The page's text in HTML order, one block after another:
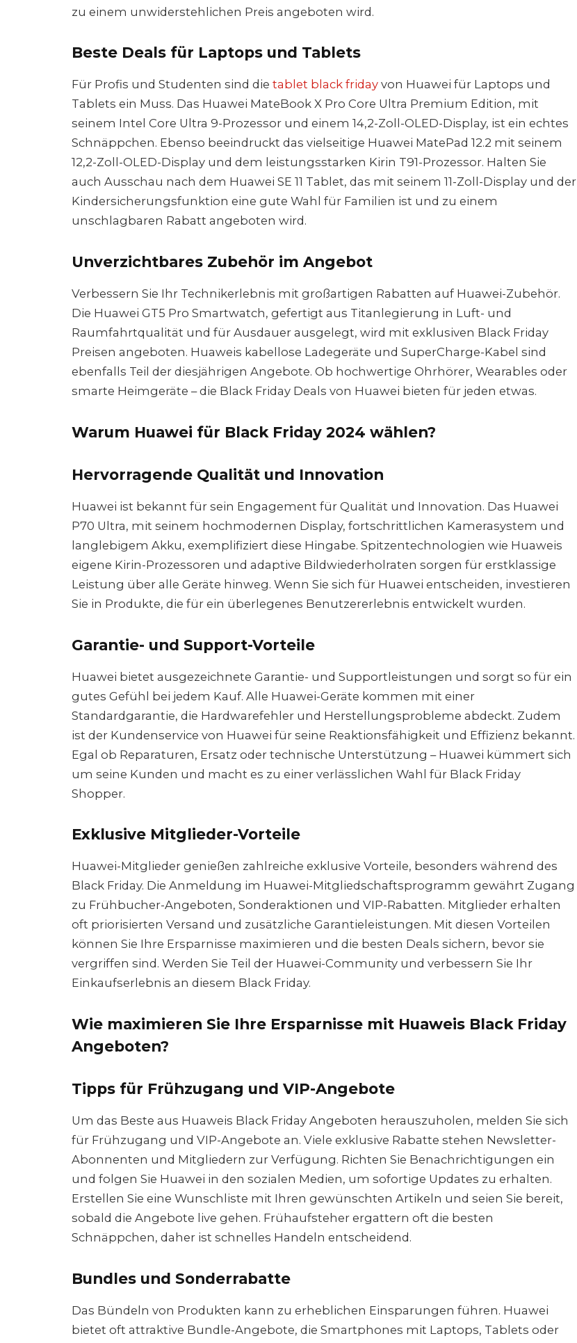
zu einem unwiderstehlichen Preis angeboten wird.
Beste Deals für Laptops und Tablets
Für Profis und Studenten sind die tablet black friday von Huawei für Laptops und
Tablets ein Muss. Das Huawei MateBook X Pro Core Ultra Premium Edition, mit
seinem Intel Core Ultra 9-Prozessor und einem 14,2-Zoll-OLED-Display, ist ein echtes
Schnäppchen. Ebenso beeindruckt das vielseitige Huawei MatePad 12.2 mit seinem
12,2-Zoll-OLED-Display und dem leistungsstarken Kirin T91-Prozessor. Halten Sie
auch Ausschau nach dem Huawei SE 11 Tablet, das mit seinem 11-Zoll-Display und der
Kindersicherungsfunktion eine gute Wahl für Familien ist und zu einem
unschlagbaren Rabatt angeboten wird.
Unverzichtbares Zubehör im Angebot
Verbessern Sie Ihr Technikerlebnis mit großartigen Rabatten auf Huawei-Zubehör.
Die Huawei GT5 Pro Smartwatch, gefertigt aus Titanlegierung in Luft- und
Raumfahrtqualität und für Ausdauer ausgelegt, wird mit exklusiven Black Friday
Preisen angeboten. Huaweis kabellose Ladegeräte und SuperCharge-Kabel sind
ebenfalls Teil der diesjährigen Angebote. Ob hochwertige Ohrhörer, Wearables oder
smarte Heimgeräte – die Black Friday Deals von Huawei bieten für jeden etwas.
Warum Huawei für Black Friday 2024 wählen?
Hervorragende Qualität und Innovation
Huawei ist bekannt für sein Engagement für Qualität und Innovation. Das Huawei
P70 Ultra, mit seinem hochmodernen Display, fortschrittlichen Kamerasystem und
langlebigem Akku, exemplifiziert diese Hingabe. Spitzentechnologien wie Huaweis
eigene Kirin-Prozessoren und adaptive Bildwiederholraten sorgen für erstklassige
Leistung über alle Geräte hinweg. Wenn Sie sich für Huawei entscheiden, investieren
Sie in Produkte, die für ein überlegenes Benutzererlebnis entwickelt wurden.
Garantie- und Support-Vorteile
Huawei bietet ausgezeichnete Garantie- und Supportleistungen und sorgt so für ein
gutes Gefühl bei jedem Kauf. Alle Huawei-Geräte kommen mit einer
Standardgarantie, die Hardwarefehler und Herstellungsprobleme abdeckt. Zudem
ist der Kundenservice von Huawei für seine Reaktionsfähigkeit und Effizienz bekannt.
Egal ob Reparaturen, Ersatz oder technische Unterstützung – Huawei kümmert sich
um seine Kunden und macht es zu einer verlässlichen Wahl für Black Friday
Shopper.
Exklusive Mitglieder-Vorteile
Huawei-Mitglieder genießen zahlreiche exklusive Vorteile, besonders während des
Black Friday. Die Anmeldung im Huawei-Mitgliedschaftsprogramm gewährt Zugang
zu Frühbucher-Angeboten, Sonderaktionen und VIP-Rabatten. Mitglieder erhalten
oft priorisierten Versand und zusätzliche Garantieleistungen. Mit diesen Vorteilen
können Sie Ihre Ersparnisse maximieren und die besten Deals sichern, bevor sie
vergriffen sind. Werden Sie Teil der Huawei-Community und verbessern Sie Ihr
Einkaufserlebnis an diesem Black Friday.
Wie maximieren Sie Ihre Ersparnisse mit Huaweis Black Friday
Angeboten?
Tipps für Frühzugang und VIP-Angebote
Um das Beste aus Huaweis Black Friday Angeboten herauszuholen, melden Sie sich
für Frühzugang und VIP-Angebote an. Viele exklusive Rabatte stehen Newsletter-
Abonnenten und Mitgliedern zur Verfügung. Richten Sie Benachrichtigungen ein
und folgen Sie Huawei in den sozialen Medien, um sofortige Updates zu erhalten.
Erstellen Sie eine Wunschliste mit Ihren gewünschten Artikeln und seien Sie bereit,
sobald die Angebote live gehen. Frühaufsteher ergattern oft die besten
Schnäppchen, daher ist schnelles Handeln entscheidend.
Bundles und Sonderrabatte
Das Bündeln von Produkten kann zu erheblichen Einsparungen führen. Huawei
bietet oft attraktive Bundle-Angebote, die Smartphones mit Laptops, Tablets oder